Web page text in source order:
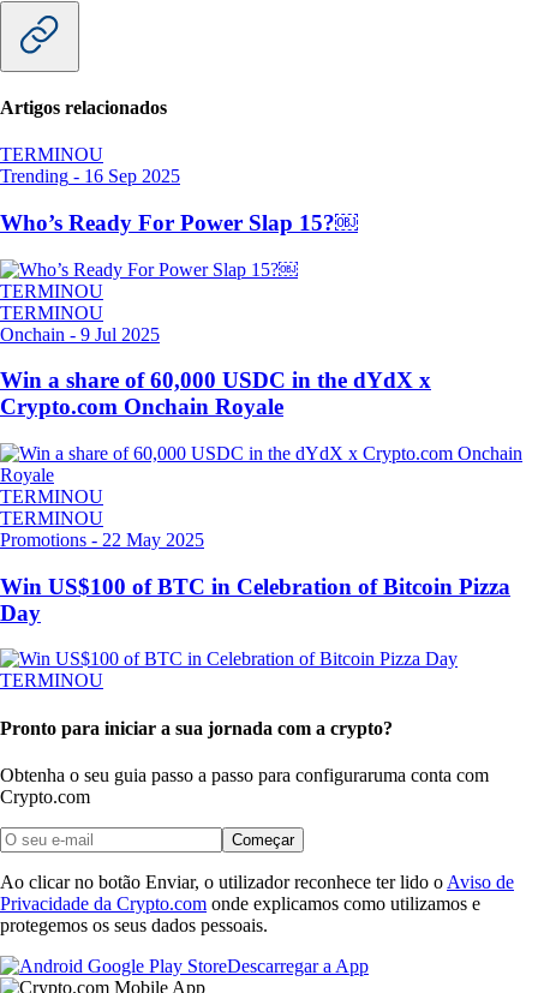
Artigos relacionados
TERMINOU
Trending - 16 Sep 2025
Who’s Ready For Power Slap 15?￼
TERMINOU
TERMINOU
Onchain - 9 Jul 2025
Win a share of 60,000 USDC in the dYdX x
Crypto.com Onchain Royale
TERMINOU
TERMINOU
Promotions - 22 May 2025
Win US$100 of BTC in Celebration of Bitcoin Pizza
Day
TERMINOU
Pronto para iniciar a sua jornada com a crypto?
Obtenha o seu guia passo a passo para configuraruma conta com
Crypto.com
Começar
Ao clicar no botão Enviar, o utilizador reconhece ter lido o Aviso de
Privacidade da Crypto.com onde explicamos como utilizamos e
protegemos os seus dados pessoais.
Descarregar a App